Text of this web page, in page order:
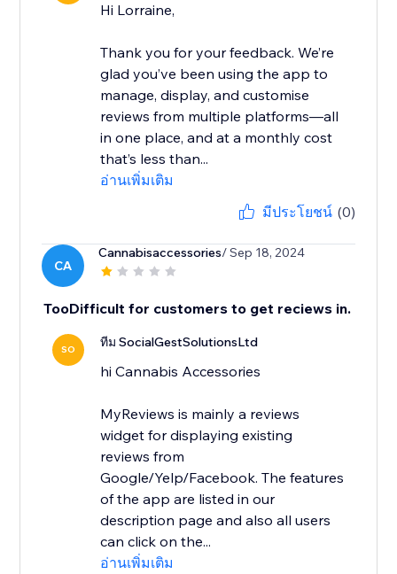
Hi Lorraine,
Thank you for your feedback. We’re
glad you’ve been using the app to
manage, display, and customise
reviews from multiple platforms—all
in one place, and at a monthly cost
that’s less than...
อ่านเพิ่มเติม
มีประโยชน์ (0)
CA
Cannabisaccessories/ Sep 18, 2024
TooDifficult for customers to get reciews in.
SO ทีม SocialGestSolutionsLtd
hi Cannabis Accessories
MyReviews is mainly a reviews
widget for displaying existing
reviews from
Google/Yelp/Facebook. The features
of the app are listed in our
description page and also all users
can click on the...
อ่านเพิ่มเติม